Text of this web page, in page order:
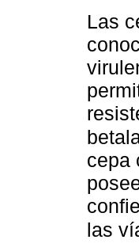
Las
cepa
las